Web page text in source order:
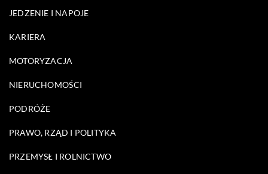
JEDZENIE I NAPOJE
KARIERA
MOTORYZACJA
NIERUCHOMOŚCI
PODRÓŻE
PRAWO, RZĄD I POLITYKA
PRZEMYSŁ I ROLNICTWO